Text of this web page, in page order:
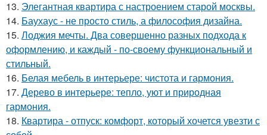
13. Элегантная квартира с настроением старой москвы.
14. Баухаус - не просто стиль, а философия дизайна.
15. Лоджия мечты. Два совершенно разных подхода к
оформлению, и каждый - по-своему функциональный и
стильный.
16. Белая мебель в интерьере: чистота и гармония.
17. Дерево в интерьере: тепло, уют и природная
гармония.
18. Квартира - отпуск: комфорт, который хочется увезти с